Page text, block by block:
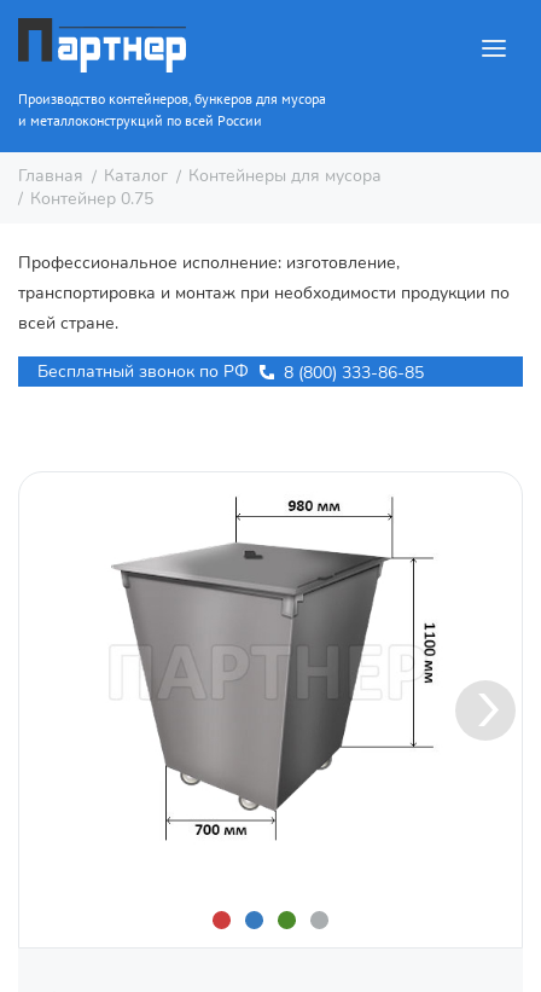
Производство контейнеров, бункеров для мусора
и металлоконструкций по всей России
Главная Каталог
Контейнеры для мусора
Контейнер 0.75
Профессиональное исполнение: изготовление,
транспортировка и монтаж при необходимости продукции по
всей стране.
Бесплатный звонок по РФ 8 (800) 333-86-85